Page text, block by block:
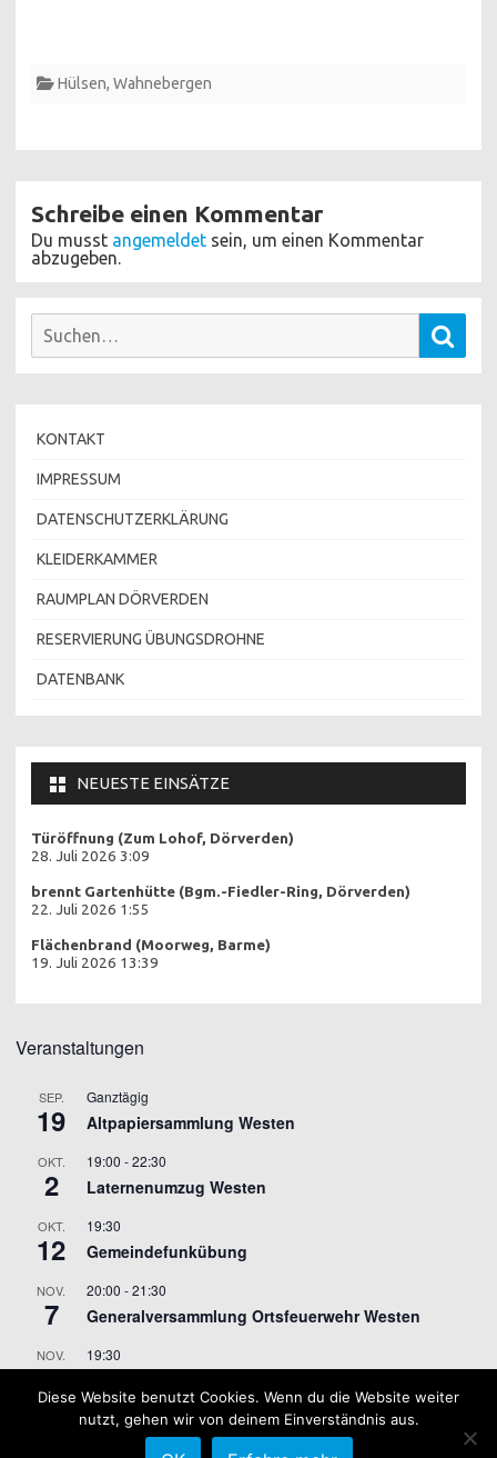
Hülsen, Wahnebergen
Schreibe einen Kommentar
Du musst angemeldet sein, um einen Kommentar
abzugeben.
Suchen
KONTAKT
IMPRESSUM
DATENSCHUTZERKLÄRUNG
KLEIDERKAMMER
RAUMPLAN DÖRVERDEN
RESERVIERUNG ÜBUNGSDROHNE
DATENBANK
NEUESTE EINSÄTZE
Türöffnung (Zum Lohof, Dörverden)
28. Juli 2026 3:09
brennt Gartenhütte (Bgm.-Fiedler-Ring, Dörverden)
22. Juli 2026 1:55
Flächenbrand (Moorweg, Barme)
19. Juli 2026 13:39
Veranstaltungen
SEP.
19
Ganztägig
Altpapiersammlung Westen
OKT.
2
19:00 -22:30
Laternenumzug Westen
OKT.
12
19:30
Gemeindefunkübung
NOV.
7
20:00 -21:30
Generalversammlung Ortsfeuerwehr Westen
NOV.
9
19:30
Kalender anzeigen
Diese Website benutzt Cookies. Wenn du die Website weiter
nutzt, gehen wir von deinem Einverständnis aus.